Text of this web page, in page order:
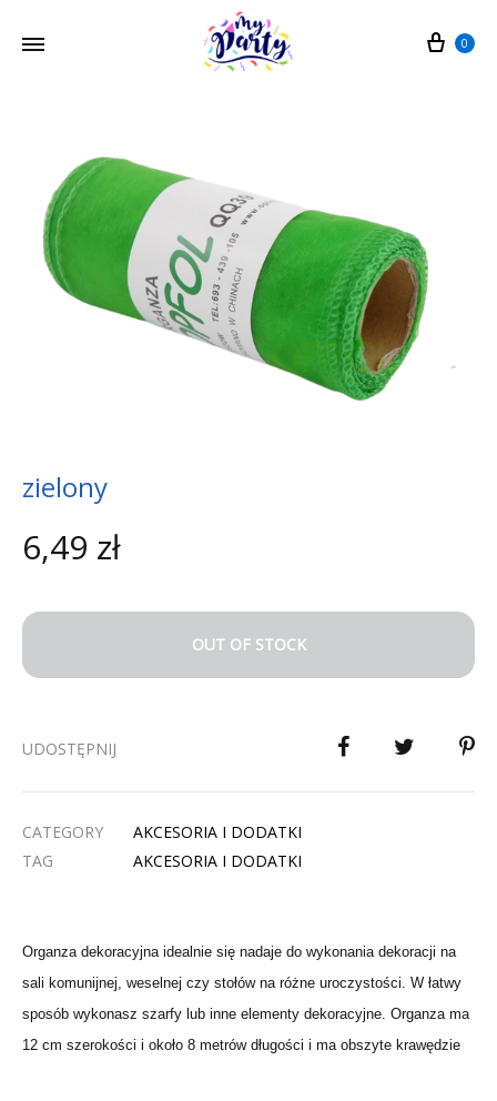
Cart
0
zielony
6,49 zł
OUT OF STOCK
UDOSTĘPNIJ
CATEGORY
AKCESORIA I DODATKI
TAG
AKCESORIA I DODATKI
Organza dekoracyjna idealnie się nadaje do wykonania dekoracji na
sali komunijnej, weselnej czy stołów na różne uroczystości. W łatwy
sposób wykonasz szarfy lub inne elementy dekoracyjne. Organza ma
12 cm szerokości i około 8 metrów długości i ma obszyte krawędzie